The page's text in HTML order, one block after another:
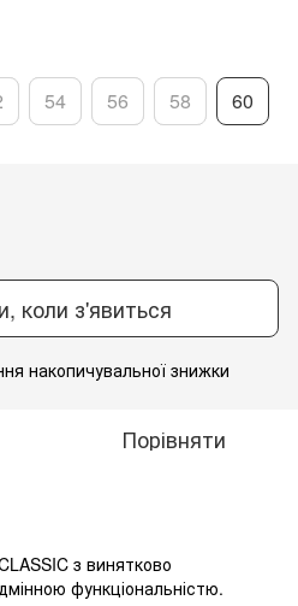
54 56 58 60
коли з'явиться
накопичувальної знижки
Порівняти
з винятково
функціональністю.